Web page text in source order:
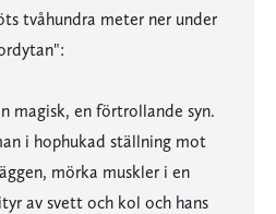
tvåhundra meter ner under
magisk, en förtrollande syn.
i hophukad ställning mot
mörka muskler i en
av svett och kol och hans